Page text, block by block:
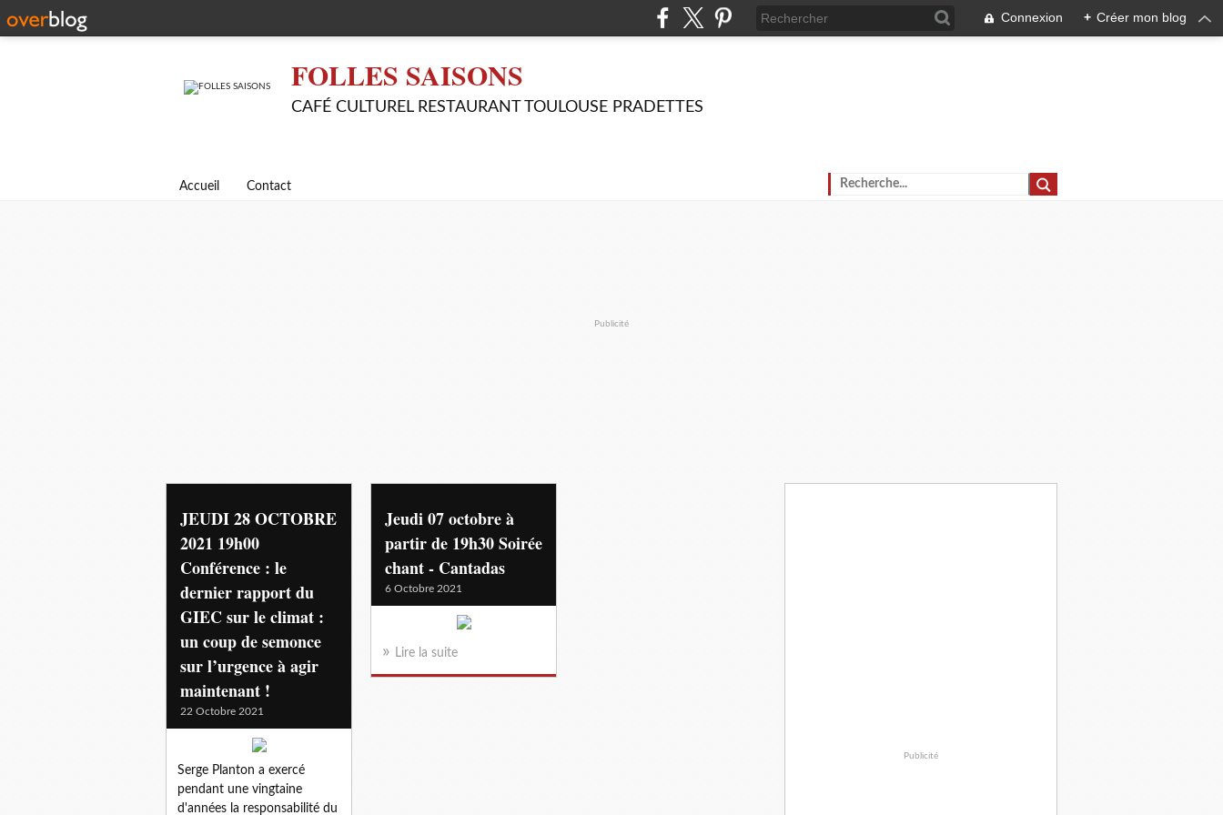
Connexion + Créer mon blog
FOLLES SAISONS
CAFÉ CULTUREL RESTAURANT TOULOUSE PRADETTES
Accueil Contact
Publicité
JEUDI 28 OCTOBRE
2021 19h00
Conférence : le
dernier rapport du
GIEC sur le climat :
un coup de semonce
sur l’urgence à agir
maintenant !
22 Octobre 2021
Serge Planton a exercé
pendant une vingtaine
d'années la responsabilité du
Jeudi 07 octobre à
partir de 19h30 Soirée
chant - Cantadas
6 Octobre 2021
Lire la suite
Publicité